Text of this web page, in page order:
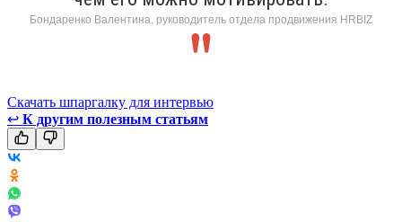
Бондаренко Валентина, руководитель отдела продвижения HRBIZ
Скачать шпаргалку для интервью
↩ К другим полезным статьям